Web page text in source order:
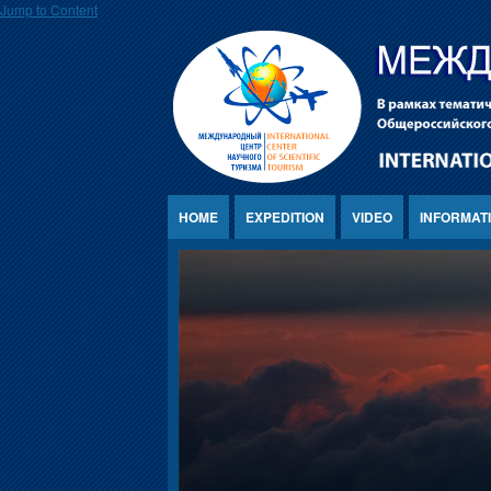
Jump to Content
HOME EXPEDITION VIDEO